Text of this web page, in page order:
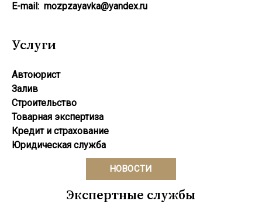
E-mail: mozpzayavka@yandex.ru
Услуги
Автоюрист
Залив
Строительство
Товарная экспертиза
Кредит и страхование
Юридическая служба
НОВОСТИ
Экспертные службы